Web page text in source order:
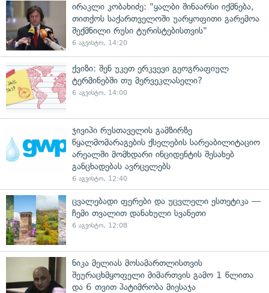
ირაკლი კობახიძე: "ყალბი შინაარსი იქმნება,
თითქოს საქართველოში უარყოფითი გარემოა
შექმნილი რუსი ტურისტებისთვის"
6 აგვისტო, 14:20
ქვიზი: შენ უკეთ ერკვევი გეოგრაფიულ
ტერმინებში თუ მერვეკლასელი?
6 აგვისტო, 14:00
ჯივიპი რუსთაველის გამზირზე
წყალმომარაგების ქსელების სარეაბილიტაციო
არეალში მომხდარი ინციდენტის შესახებ
განცხადებას ავრცელებს
6 აგვისტო, 12:40
ცვალებადი ფერები და უცვლელი ესთეტიკა —
ჩემი თვალით დანახული სვანეთი
6 აგვისტო, 12:08
ნიკა მელიას მოსამართლისთვის
შეურაცხმყოფელი მიმართვის გამო 1 წლითა
და 6 თვით პატიმრობა მიესაჯა